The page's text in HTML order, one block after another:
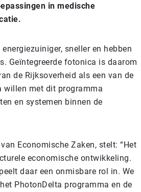
in medische
sneller en hebben
Geïntegreerde fotonica is daarom
de Rijksoverheid als een van de
willen met dit programma
en systemen binnen de
Economische Zaken, stelt: “Het
economische ontwikkeling.
daar een onmisbare rol in. We
PhotonDelta programma en de